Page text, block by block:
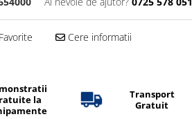
Cere informatii
la
Transport
Gratuit